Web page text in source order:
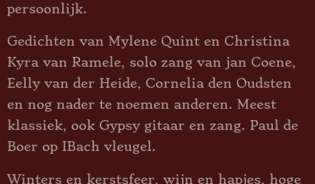
persoonlijk.
Gedichten van Mylene Quint en Christina
Kyra van Ramele, solo zang van jan Coene,
Eelly van der Heide, Cornelia den Oudsten
en nog nader te noemen anderen. Meest
klassiek, ook Gypsy gitaar en zang. Paul de
Boer op IBach vleugel.
Winters en kerstsfeer, wijn en hapjes, hoge